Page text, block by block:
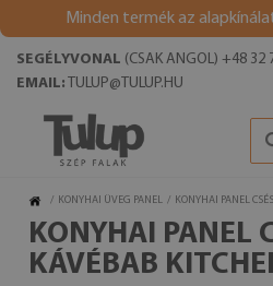
Minden termék az
SEGÉLYVONAL (CSAK ANGOL) +48 32
EMAIL: TULUP@TULUP.HU
/ KONYHAI ÜVEG PANEL / KONYHAI PANEL
KONYHAI PANEL
KÁVÉBAB